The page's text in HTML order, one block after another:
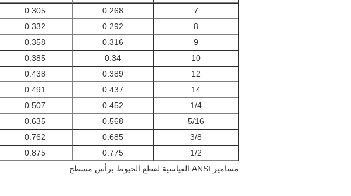
7
0.268
0.305
8
0.292
0.332
9
0.316
0.358
10
0.34
0.385
12
0.389
0.438
14
0.437
0.491
1/4
0.452
0.507
5/16
0.568
0.635
3/8
0.685
0.762
1/2
0.775
0.875
مسامير ANSI القياسية لقطع الخيوط برأس مسطح